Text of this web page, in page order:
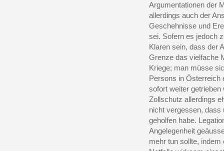
Argumentationen der
allerdings auch der
Geschehnisse und
sei. Sofern es jedoch
Klaren sein, dass der
Grenze das vielfache
Kriege; man müsse
Persons in Österreich
sofort weiter
Zollschutz allerdings
nicht vergessen,
geholfen habe.
Angelegenheit
mehr tun sollte,